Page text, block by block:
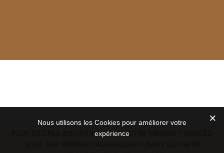
Nous utilisons les Cookies pour améliorer votre
expérience
PLUS DE CREA-BISONTINE DANS VOTRE MAISON ? RENDEZ-